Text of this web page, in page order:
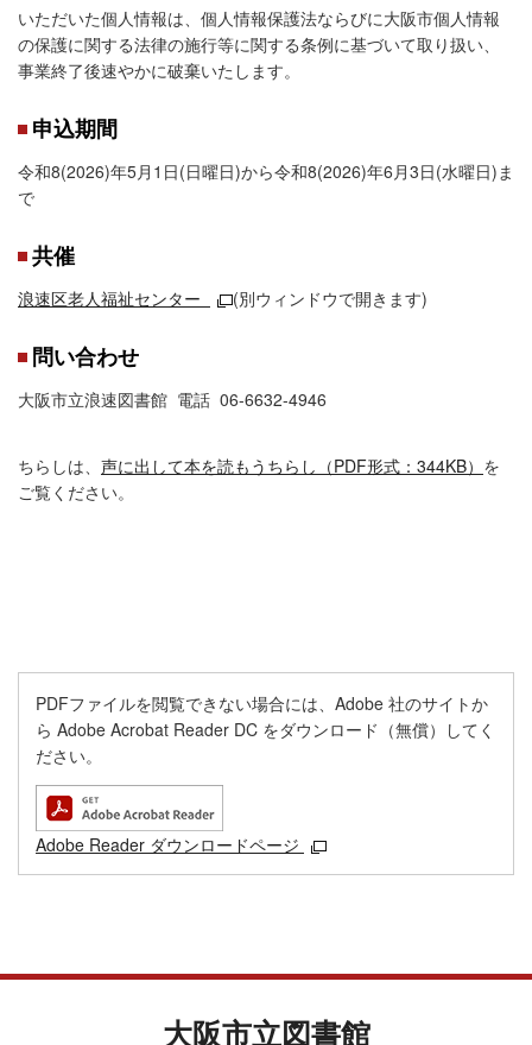
いただいた個人情報は、個人情報保護法ならびに大阪市個人情報
の保護に関する法律の施行等に関する条例に基づいて取り扱い、
事業終了後速やかに破棄いたします。
申込期間
令和8(2026)年5月1日(日曜日)から令和8(2026)年6月3日(水曜日)ま
で
共催
浪速区老人福祉センター (別ウィンドウで開きます)
問い合わせ
大阪市立浪速図書館 電話 06-6632-4946
ちらしは、 声に出して本を読もうちらし（PDF形式：344KB） を
ご覧ください。
PDFファイルを閲覧できない場合には、Adobe 社のサイトか
ら Adobe Acrobat Reader DC をダウンロード（無償）してく
ださい。
Adobe Reader ダウンロードページ
大阪市立図書館